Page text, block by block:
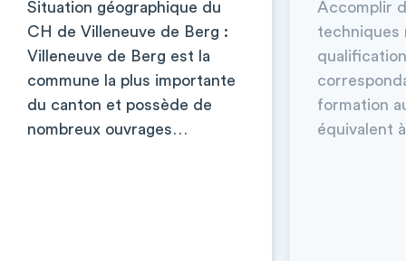
Situation géographique du
CH de Villeneuve de Berg :
Villeneuve de Berg est la
commune la plus importante
du canton et possède de
nombreux ouvrages…
Accomplir
techniques
formation
équivalent